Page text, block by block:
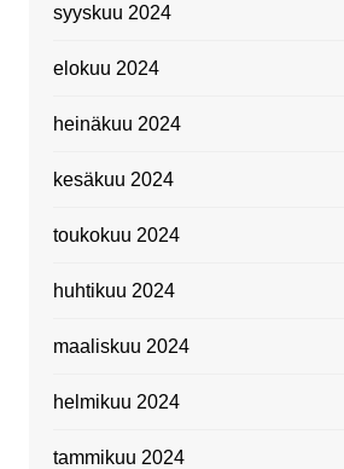
syyskuu 2024
elokuu 2024
heinäkuu 2024
kesäkuu 2024
toukokuu 2024
huhtikuu 2024
maaliskuu 2024
helmikuu 2024
tammikuu 2024